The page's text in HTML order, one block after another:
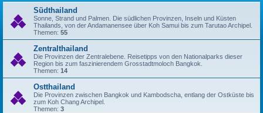
Südthailand
Sonne, Strand und Palmen. Die südlichen Provinzen, Inseln und Küsten
Thailands, von der Andamanensee über Koh Samui bis zum Tarutao Archipel.
Themen: 55
Zentralthailand
Die Provinzen der Zentralebene. Reisetipps von den Nationalparks dieser
Region bis zum faszinierendem Grosstadtmoloch Bangkok.
Themen: 14
Ostthailand
Die Provinzen zwischen Bangkok und Kambodscha, entlang der Ostküste bis
zum Koh Chang Archipel.
Themen: 3